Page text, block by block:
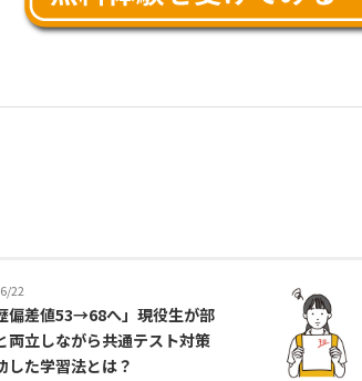
22
偏差値53→68へ」現役生が部
両立しながら共通テスト対策
した学習法とは？